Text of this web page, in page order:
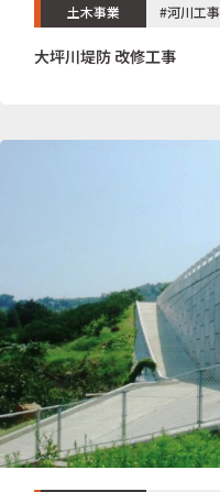
土木事業 #河川工事
大坪川堤防 改修工事